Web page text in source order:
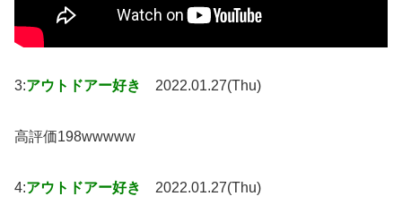
3:アウトドアー好き 2022.01.27(Thu)
高評価198wwwww
4:アウトドアー好き 2022.01.27(Thu)